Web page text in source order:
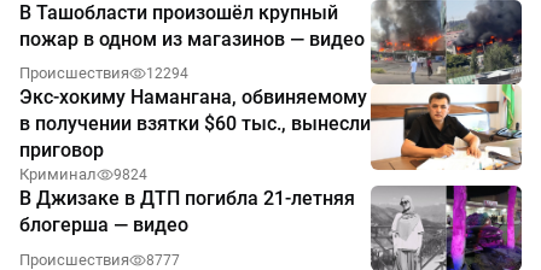
В Ташобласти произошёл крупный
пожар в одном из магазинов — видео
Происшествия 12294
Экс-хокиму Намангана, обвиняемому
в получении взятки $60 тыс., вынесли
приговор
Криминал 9824
В Джизаке в ДТП погибла 21-летняя
блогерша — видео
Происшествия 8777